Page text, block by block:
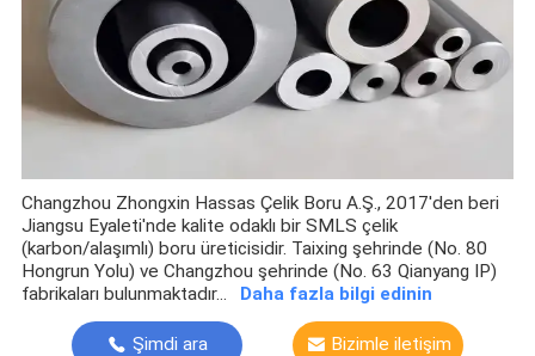
Dikişsiz Hassas Boru
Dikişsiz Mekanik Boru/ Boş Çubuklar
Dikişsiz Hidrolik Yağ Borusu
Dikişsiz tüp kesimi ve işleme
Changzhou Zhongxin Hassas Çelik Boru A.Ş., 2017'den beri
Jiangsu Eyaleti'nde kalite odaklı bir SMLS çelik
(karbon/alaşımlı) boru üreticisidir. Taixing şehrinde (No. 80
Hongrun Yolu) ve Changzhou şehrinde (No. 63 Qianyang IP)
fabrikaları bulunmaktadır...
Daha fazla bilgi edinin
Şimdi ara Bizimle iletişim